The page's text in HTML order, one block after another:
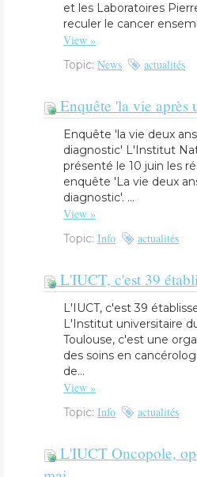
et les Laboratoires
reculer le cancer
View »
Topic: News actualités
Enquête 'la vie après
Enquête 'la vie deux
diagnostic' L'Institut
présenté le 10 juin les
enquête 'La vie deux
diagnostic'. ...
View »
Topic: Info actualités
L'IUCT, c'est 39
L'IUCT, c'est 39
L'Institut universitaire
Toulouse, c'est une
des soins en
de...
View »
Topic: Info actualités
L'IUCT Oncopole,